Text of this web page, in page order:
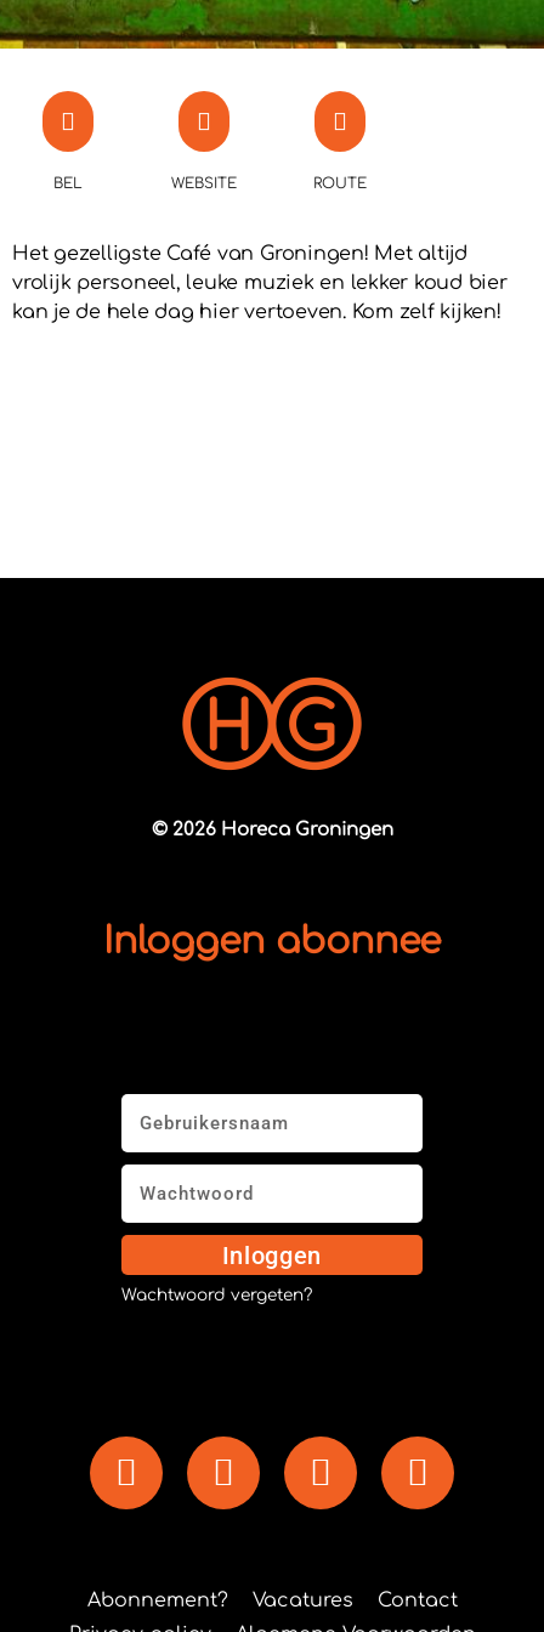
BEL WEBSITE ROUTE
Het gezelligste Café van Groningen! Met altijd
vrolijk personeel, leuke muziek en lekker koud bier
kan je de hele dag hier vertoeven. Kom zelf kijken!
© 2026 Horeca Groningen
Inloggen abonnee
Inloggen
Wachtwoord vergeten?
Abonnement? Vacatures
Contact